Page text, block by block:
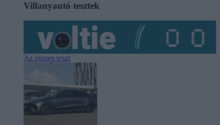
Villanyautó tesztek
Az összes teszt